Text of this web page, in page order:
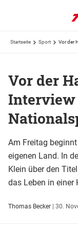
Startseite Sport Vor der
Vor der
Am Freitag
eigenen Land. In
Klein über den
das Leben in einer
Thomas Becker | 30.